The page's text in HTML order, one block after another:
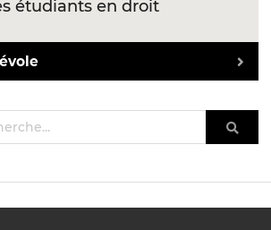
étudiants en droit